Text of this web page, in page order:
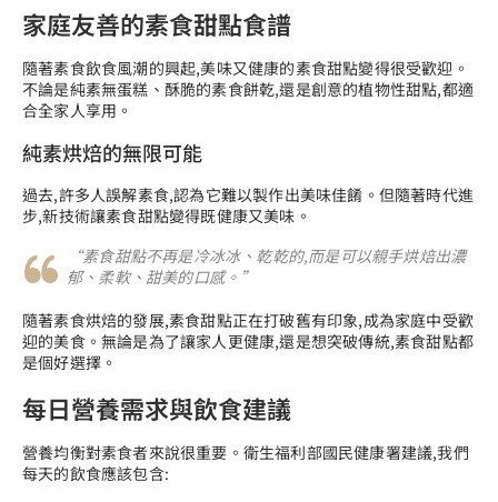
家庭友善的素食甜點食譜
隨著素食飲食風潮的興起,美味又健康的素食甜點變得很受歡迎。
不論是純素無蛋糕、酥脆的素食餅乾,還是創意的植物性甜點,都適
合全家人享用。
純素烘焙的無限可能
過去,許多人誤解素食,認為它難以製作出美味佳餚。但隨著時代進
步,新技術讓素食甜點變得既健康又美味。
“素食甜點不再是冷冰冰、乾乾的,而是可以親手烘焙出濃
郁、柔軟、甜美的口感。”
隨著素食烘焙的發展,素食甜點正在打破舊有印象,成為家庭中受歡
迎的美食。無論是為了讓家人更健康,還是想突破傳統,素食甜點都
是個好選擇。
每日營養需求與飲食建議
營養均衡對素食者來說很重要。衛生福利部國民健康署建議,我們
每天的飲食應該包含: